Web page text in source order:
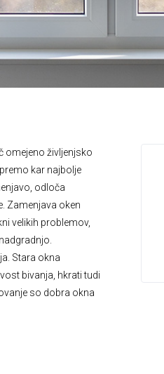
omejeno življenjsko
kar najbolje
odloča
Zamenjava oken
velikih problemov,
Stara okna
bivanja, hkrati tudi
so dobra okna